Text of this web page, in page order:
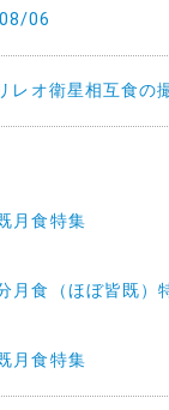
06
レオ衛星相互食の
月食特集
食（ほぼ皆既）
月食特集